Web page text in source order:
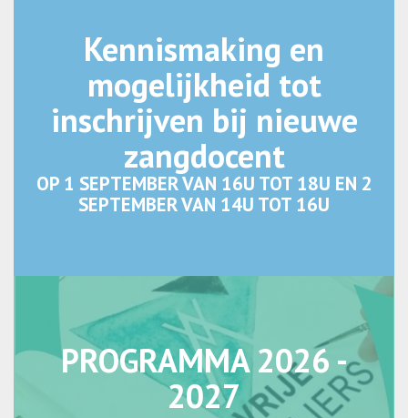
Kennismaking en
mogelijkheid tot
inschrijven bij nieuwe
zangdocent
OP 1 SEPTEMBER VAN 16U TOT 18U EN 2
SEPTEMBER VAN 14U TOT 16U
PROGRAMMA 2026 -
2027